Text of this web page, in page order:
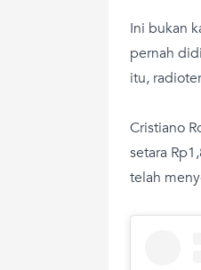
Ini bukan
pernah
itu,
Cristiano
setara
telah